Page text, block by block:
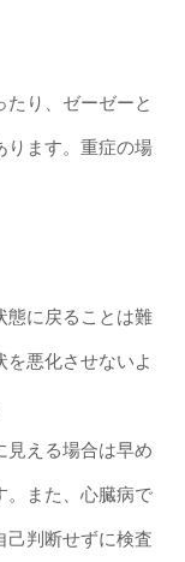
り、ゼーゼーと
ります。重症の場
態に戻ることは難
を悪化させないよ
見える場合は早め
。また、心臓病で
己判断せずに検査